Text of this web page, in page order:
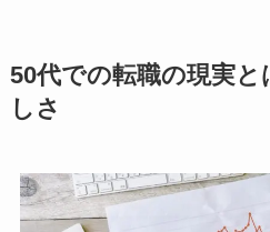
50代での転職の現実
しさ